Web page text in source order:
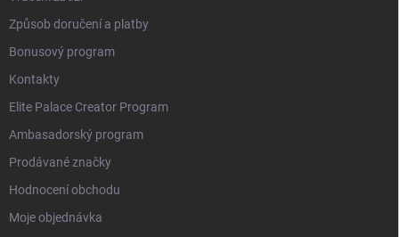
Způsob doručení a platby
Bonusový program
Kontakty
Elite Palace Creator Program
Ambasadorský program
Prodávané značky
Hodnocení obchodu
Moje objednávka